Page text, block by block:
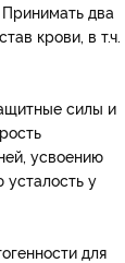
два
крови, в т.ч.
силы и
усвоению
усталость у
для